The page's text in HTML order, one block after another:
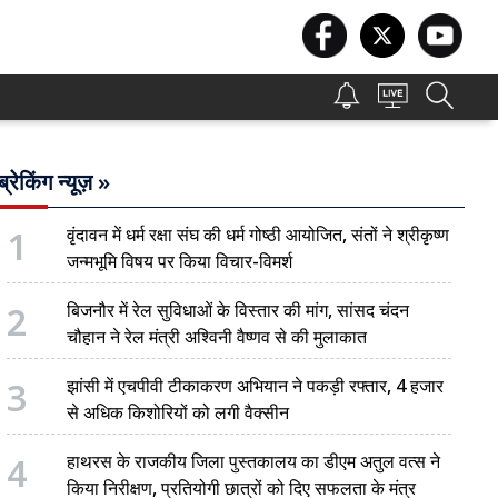
न्यूज़ »
1
वृंदावन में धर्म रक्षा संघ की धर्म गोष्ठी आयोजित, संतों ने श्रीकृष्ण
जन्मभूमि विषय पर किया विचार-विमर्श
2
बिजनौर में रेल सुविधाओं के विस्तार की मांग, सांसद चंदन
चौहान ने रेल मंत्री अश्विनी वैष्णव से की मुलाकात
3
झांसी में एचपीवी टीकाकरण अभियान ने पकड़ी रफ्तार, 4 हजार
से अधिक किशोरियों को लगी वैक्सीन
4
हाथरस के राजकीय जिला पुस्तकालय का डीएम अतुल वत्स ने
किया निरीक्षण, प्रतियोगी छात्रों को दिए सफलता के मंत्र